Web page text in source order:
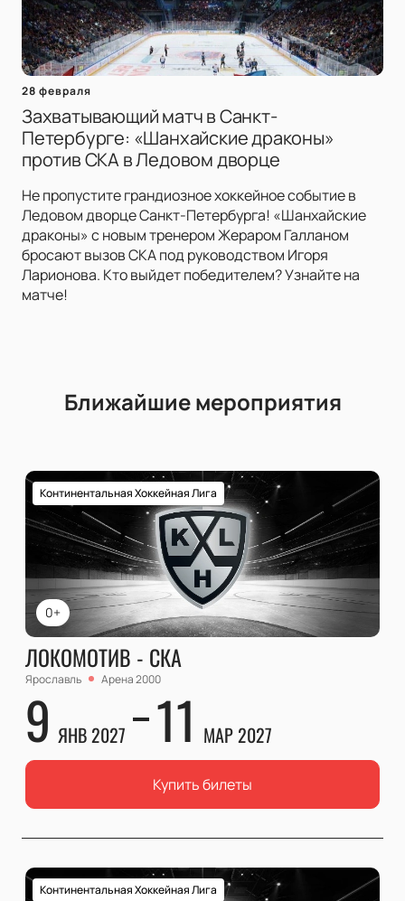
28 февраля
Захватывающий матч в Санкт-
Петербурге: «Шанхайские драконы»
против СКА в Ледовом дворце
Не пропустите грандиозное хоккейное событие в
Ледовом дворце Санкт-Петербурга! «Шанхайские
драконы» с новым тренером Жераром Галланом
бросают вызов СКА под руководством Игоря
Ларионова. Кто выйдет победителем? Узнайте на
матче!
Ближайшие мероприятия
0+
Континентальная Хоккейная Лига
ЛОКОМОТИВ - СКА
Ярославль Арена 2000
9 ЯНВ 2027 11 МАР 2027
Купить билеты
Континентальная Хоккейная Лига